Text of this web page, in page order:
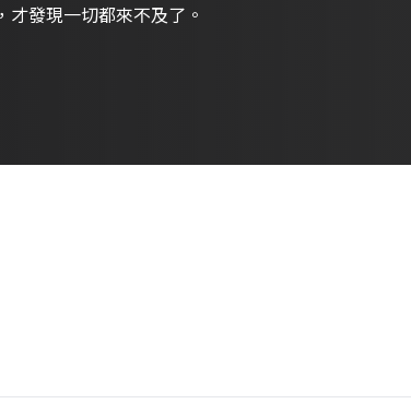
才發現一切都來不及了。